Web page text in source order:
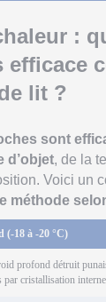
:
efficace
lit ?
sont
d’objet, de la
Voici un
méthode
(-18 à -20 °C)
profond détruit
cristallisation